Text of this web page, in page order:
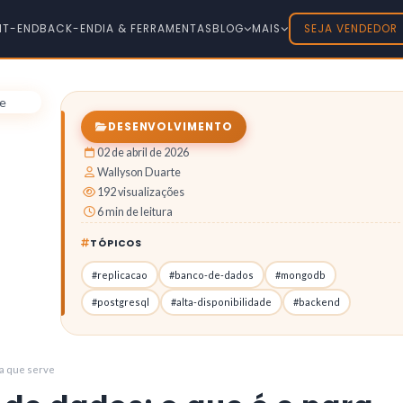
ENDBACK-ENDIA & FERRAMENTASBLOG MAIS SEJA VENDEDOR
DESENVOLVIMENTO
02 de abril de 2026
Wallyson Duarte
192 visualizações
6 min de leitura
TÓPICOS
#replicacao #banco-de-dados #mongodb
#postgresql #alta-disponibilidade #backend
que serve